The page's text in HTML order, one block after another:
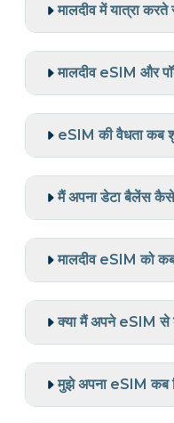
मालदीव में यात्रा
मालदीव eSIM और
eSIM की वैधता कब
मैं अपना डेटा बैलेंस
मालदीव eSIM को
क्या मैं अपने eSIM
मुझे अपना eSIM कब